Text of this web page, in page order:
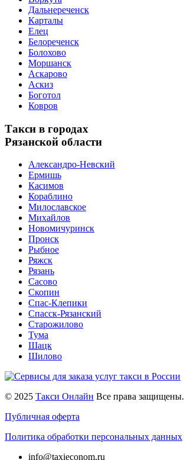
Дальнереченск
Карталы
Елец
Белореченск
Болохово
Моршанск
Аскарово
Аскиз
Боготол
Ковров
Такси в городах
Рязанской области
Александро-Невский
Ермишь
Касимов
Кораблино
Милославское
Михайлов
Новомичуринск
Пронск
Рыбное
Ряжск
Рязань
Сасово
Скопин
Спас-Клепики
Спасск-Рязанский
Старожилово
Тума
Шацк
Шилово
© 2025 Такси Онлайн Все права защищены.
Публичная оферта
Политика обработки персональных данных
info@taxieconom.ru